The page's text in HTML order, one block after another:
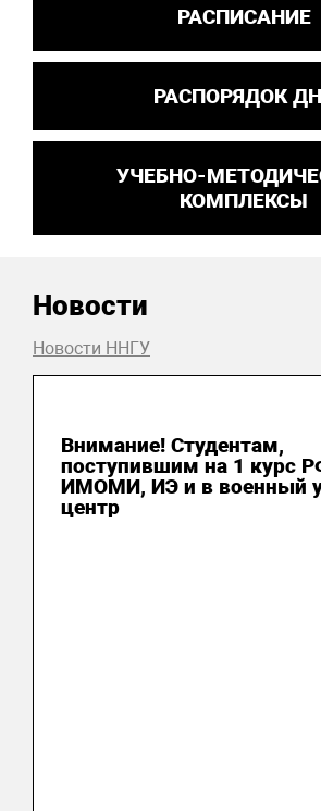
РАСПИСАНИЕ
РАСПОРЯДОК
УЧЕБНО-
КОМПЛЕКСЫ
Новости
Новости ННГУ
Внимание! Студентам,
поступившим на 1 курс
ИМОМИ, ИЭ и в военный
центр